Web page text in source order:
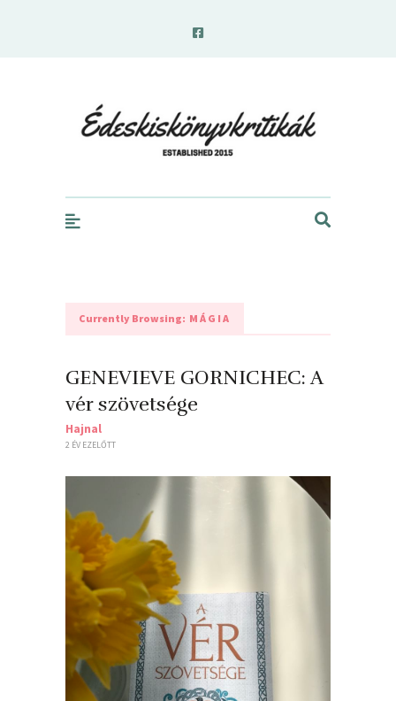
Currently Browsing: MÁGIA
GENEVIEVE GORNICHEC: A ​
vér szövetsége
Hajnal
2 ÉV EZELŐTT